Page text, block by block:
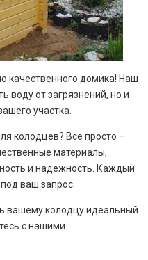
качественного домика! Наш
воду от загрязнений, но и
участка.
колодцев? Все просто –
материалы,
и надежность. Каждый
ваш запрос.
вашему колодцу идеальный
с нашими